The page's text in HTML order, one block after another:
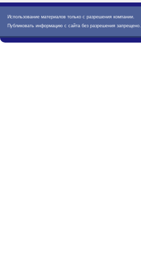
Использование материалов только с разрешения компании.
Публиковать информацию с сайта без разрешения запрещено.